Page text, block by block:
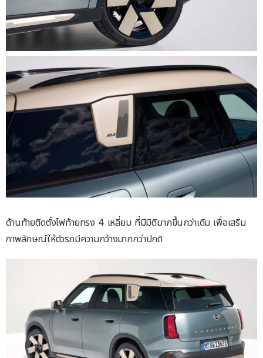
ด้านท้ายติดตั้งไฟท้ายทรง 4 เหลี่ยม ที่มีมิติมากขึ้นกว่าเดิม เพื่อเสริม
ภาพลักษณ์ให้ตัวรถมีความกว้างมากกว่าปกติ